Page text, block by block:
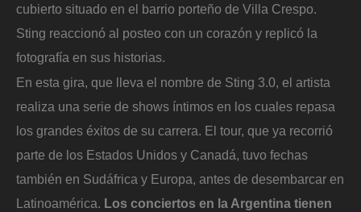
cubierto situado en el barrio porteño de Villa Crespo.
Sting reaccionó al posteo con un corazón y replicó la
fotografía en sus historias.
En esta gira, que lleva el nombre de Sting 3.0, el artista
realiza una serie de shows íntimos en los cuales repasa
los grandes éxitos de su carrera. El tour, que ya recorrió
parte de los Estados Unidos y Canadá, tuvo fechas
también en Sudáfrica y Europa, antes de desembarcar en
Latinoamérica. Los conciertos en la Argentina tienen